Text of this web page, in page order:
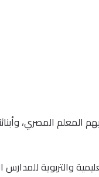
عن بعد . ننشر كل ما يهم المعلم
والتربوية للمدارس